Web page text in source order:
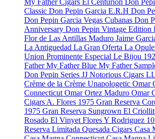
My Father Cigars El Centurion Don
Classic Don Pepin Garcia E.R.H Don
Don Pepin Garcia Vegas Cubanas Don
Anniversary Don Pepin Vintage Edition
Flor de Las Antillas Maduro Jaime
La Antiguedad La Gran Oferta La
Union Prominente Especial Le Bijou
FatherMy Father Blue My Father
Don Pepin Series JJ Notorious Cigars
Crème de la Crème Unapologetic Omar
Connecticut Omar Ortez Maduro Omar
Cigars A. Flores 1975 Gran Reserva
1975 Gran Reserva Sungrown El
Rosado El Vinyet Flores Y Rodriguez
Reserva Limitada Quesada Cigars Casa